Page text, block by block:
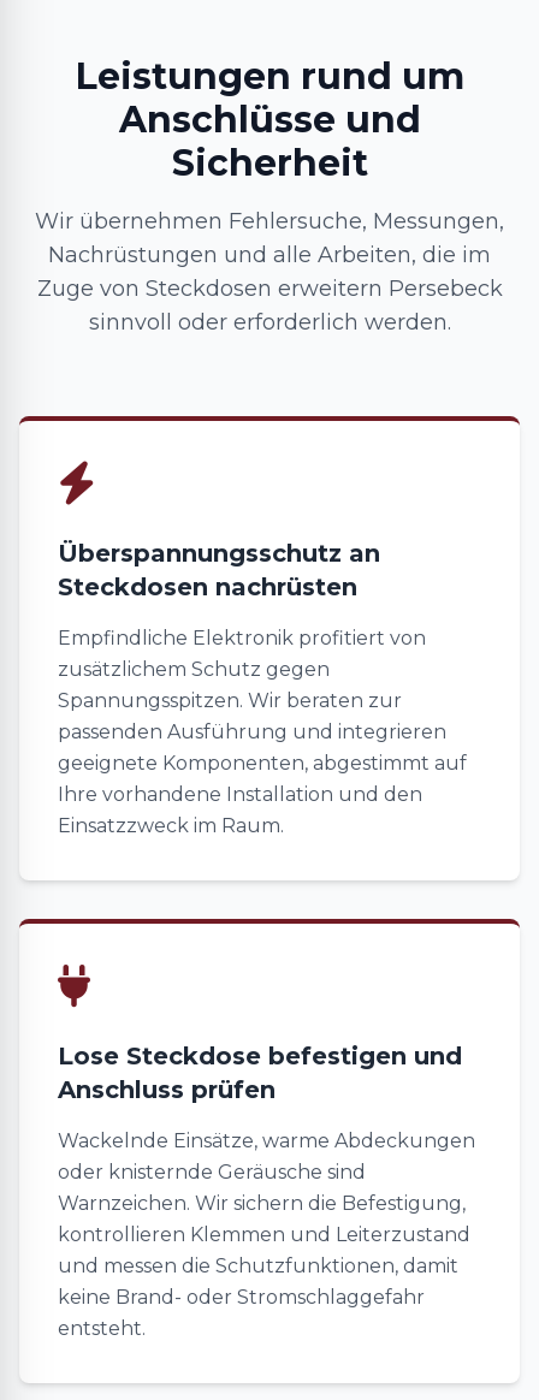
Leistungen rund um
Anschlüsse und
Sicherheit
Wir übernehmen Fehlersuche, Messungen,
Nachrüstungen und alle Arbeiten, die im
Zuge von Steckdosen erweitern Persebeck
sinnvoll oder erforderlich werden.
Überspannungsschutz an
Steckdosen nachrüsten
Empfindliche Elektronik profitiert von
zusätzlichem Schutz gegen
Spannungsspitzen. Wir beraten zur
passenden Ausführung und integrieren
geeignete Komponenten, abgestimmt auf
Ihre vorhandene Installation und den
Einsatzzweck im Raum.
Lose Steckdose befestigen und
Anschluss prüfen
Wackelnde Einsätze, warme Abdeckungen
oder knisternde Geräusche sind
Warnzeichen. Wir sichern die Befestigung,
kontrollieren Klemmen und Leiterzustand
und messen die Schutzfunktionen, damit
keine Brand- oder Stromschlaggefahr
entsteht.